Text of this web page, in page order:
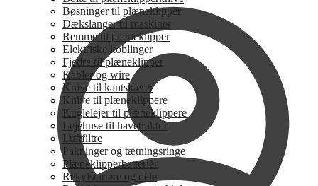
Bøsninger til plæneklipper
Dækslanger til maskiner
Remme til plæneklipper
Elektriske koblinger
Fjedre til plæneklipper
Kabler og wire
Knive til kantskærer
Knive til plæneklippere
Kuglelejer til plæneklippere
Lejehuse til havetraktor
Luftfiltre
Pakninger og tætningsringe
Plæneklipperbatterier
Rekylstartere og dele